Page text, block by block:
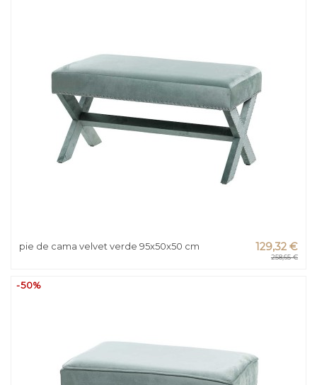
pie de cama velvet verde 95x50x50 cm 129,32 €
258,65 €
-50%